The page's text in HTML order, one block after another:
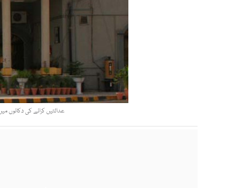
عدالتیں کرائے کی دکانوں